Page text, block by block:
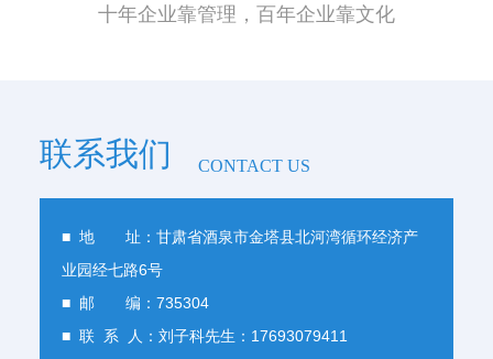
十年企业靠管理，百年企业靠文化
联系我们 CONTACT US
■ 地 址：甘肃省酒泉市金塔县北河湾循环经济产
业园经七路6号
■ 邮 编：735304
■ 联 系 人：刘子科先生：17693079411